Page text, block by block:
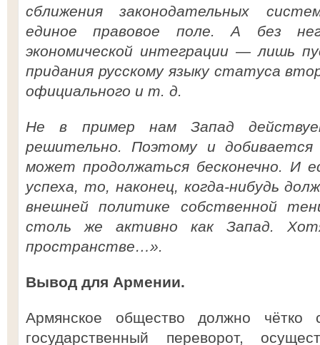
сближения законодательных
единое правовое поле. А без
экономической интеграции — лишь
придания русскому языку статуса
официального и т. д.
Не в пример нам Запад
решительно. Поэтому и
может продолжаться бесконечно. И
успеха, то, наконец, когда-нибудь
внешней политике собственной
столь же активно как Запад.
пространстве…».
Вывод для Армении.
Армянское общество должно чётко
государственный переворот,